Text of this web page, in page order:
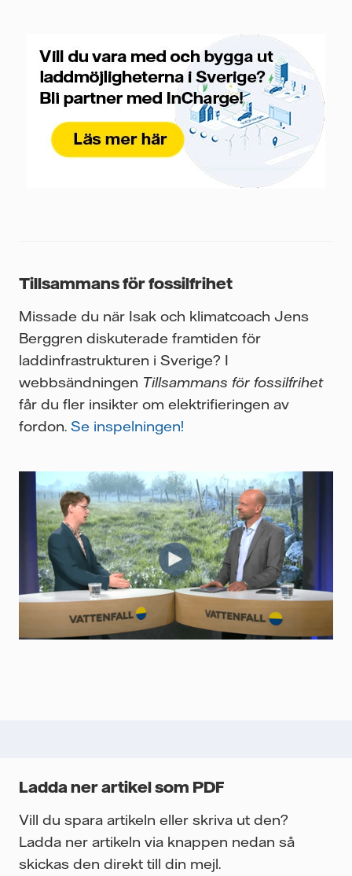
Tillsammans för fossilfrihet
Missade du när Isak och klimatcoach Jens
Berggren diskuterade framtiden för
laddinfrastrukturen i Sverige? I
webbsändningen Tillsammans för fossilfrihet
får du fler insikter om elektrifieringen av
fordon. Se inspelningen!
Ladda ner artikel som PDF
Vill du spara artikeln eller skriva ut den?
Ladda ner artikeln via knappen nedan så
skickas den direkt till din mejl.